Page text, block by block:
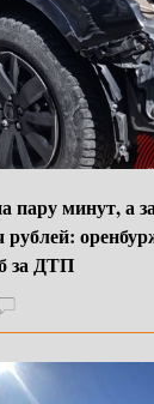
пару минут, а
рублей:
за ДТП